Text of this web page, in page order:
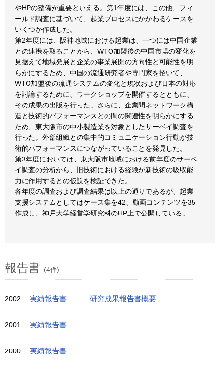
やHPの整備が重要といえる。第1年度には、この他、フィ
ールド調査に基づいて、起業プロセスにかかわるケースを
いくつか作成した。
第2年度には、阪神地域における起業は、一つには中国企業
との連携を取ることから、WTO加盟後の中国市場の変化を
見据えて地域発展と企業の事業展開の方向性と可能性を明
らかにするため、中国の流通研究者や専門家を招いて、
WTO加盟後の流通システムの変化と現状および日本の対応
を討論するために、ワークショップを開催するとともに、
その成果の出版を行った。さらに、企業間ネットワーク構
造と技術的パフォーマンスとの間の関連性を明らかにする
ため、東大阪市の中小製造業を対象としたサーベイ調査を
行った。外部組織との集中的コミュニケーション行動が技
術的パフォーマンスにつながっていることを発見した。
第3年度においては、東大阪市地域における前年度のサーベ
イ調査の分析から、旧技術における経験が新技術の吸収能
力に作用するとの仮説を検証できた。
各年度の調査および調査結果は以上の通りであるが、起業
支援システムとしてはケース集を42、動画コンテンツを35
作成し、神戸大学経営学研究科のHP上で公開している。
報告書 (4件)
2002 実績報告書 研究成果報告書概要
2001 実績報告書
2000 実績報告書